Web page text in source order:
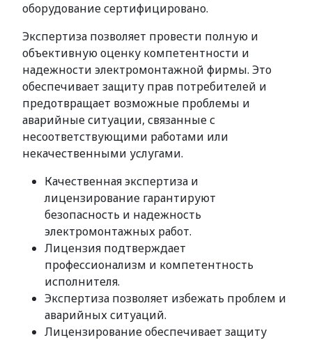
оборудование сертифицировано.
Экспертиза позволяет провести полную и
объективную оценку компетентности и
надежности электромонтажной фирмы. Это
обеспечивает защиту прав потребителей и
предотвращает возможные проблемы и
аварийные ситуации, связанные с
несоответствующими работами или
некачественными услугами.
Качественная экспертиза и
лицензирование гарантируют
безопасность и надежность
электромонтажных работ.
Лицензия подтверждает
профессионализм и компетентность
исполнителя.
Экспертиза позволяет избежать проблем и
аварийных ситуаций.
Лицензирование обеспечивает защиту